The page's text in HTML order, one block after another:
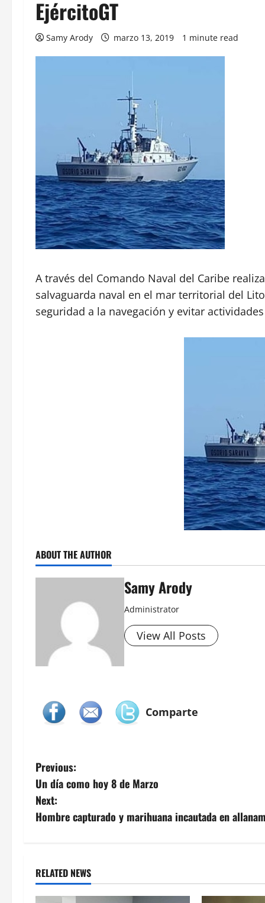
EjércitoGT
Samy Arody marzo 13, 2019 1 minute read
A través del Comando Naval del Caribe
salvaguarda naval en el mar territorial del
seguridad a la navegación y evitar
ABOUT THE AUTHOR
Samy Arody
Administrator
View All Posts
Comparte
P
o
s
n
a
Previous:
Un día como hoy 8 de Marzo
Next:
Hombre capturado y marihuana incautada en
RELATED NEWS